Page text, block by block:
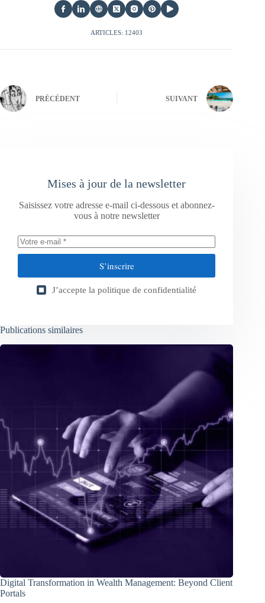
ARTICLES: 12403
PRÉCÉDENT SUIVANT
Mises à jour de la newsletter
Saisissez votre adresse e-mail ci-dessous et abonnez-
vous à notre newsletter
S’inscrire
J’accepte la politique de confidentialité
Publications similaires
Digital Transformation in Wealth Management: Beyond Client
Portals